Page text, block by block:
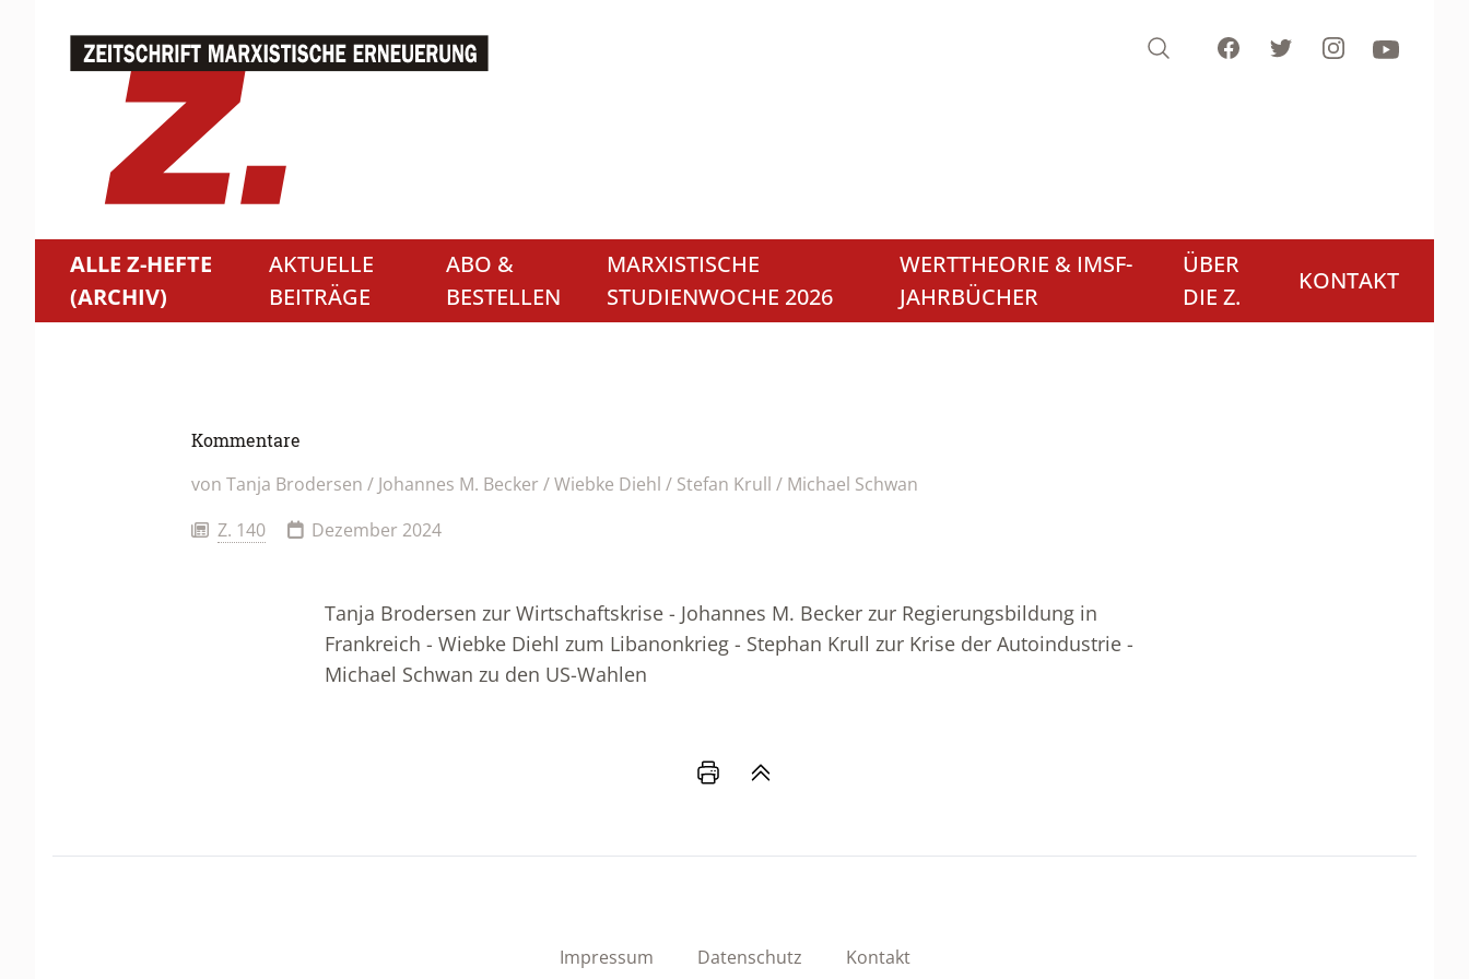
Search FacebookTwitterInstagramYoutube
ALLE Z-HEFTE
(ARCHIV)
AKTUELLE
BEITRÄGE
ABO &
BESTELLEN
MARXISTISCHE
STUDIENWOCHE 2026
WERTTHEORIE & IMSF-
JAHRBÜCHER
ÜBER
DIE Z.
KONTAKT
Kommentare
von Tanja Brodersen / Johannes M. Becker / Wiebke Diehl / Stefan Krull / Michael Schwan
Z. 140
Dezember 2024
Tanja Brodersen zur Wirtschaftskrise - Johannes M. Becker zur Regierungsbildung in
Frankreich - Wiebke Diehl zum Libanonkrieg - Stephan Krull zur Krise der Autoindustrie -
Michael Schwan zu den US-Wahlen
Impressum Datenschutz Kontakt